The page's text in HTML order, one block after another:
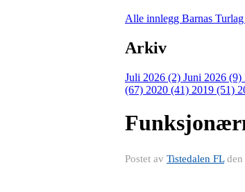
Alle innlegg Barnas
Arkiv
Juli 2026 (2) Juni 2026 (9)
(67) 2020 (41) 2019 (51)
Postet av Tistedalen FLden